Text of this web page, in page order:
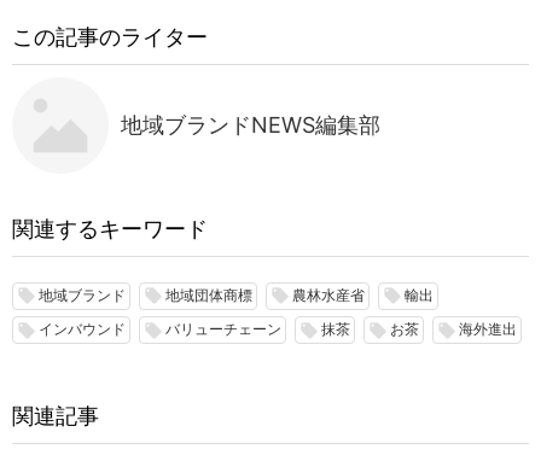
この記事のライター
地域ブランドNEWS編集部
関連するキーワード
local_offer 地域ブランド local_offer 地域団体商標 local_offer 農林水産省 local_offer 輸出
local_offer インバウンド local_offer バリューチェーン local_offer 抹茶 local_offer お茶 local_offer 海外進出
関連記事